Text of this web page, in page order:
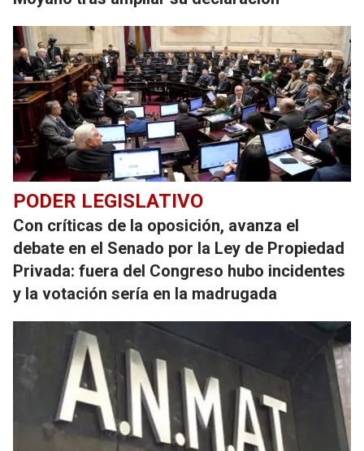
PODER LEGISLATIVO
Con críticas de la oposición, avanza el
debate en el Senado por la Ley de Propiedad
Privada: fuera del Congreso hubo incidentes
y la votación sería en la madrugada